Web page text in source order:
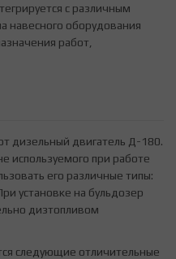
с различным
навесного оборудования
работ,
дизельный двигатель Д-180.
используемого при работе
его различные типы:
установке на бульдозер
дизтопливом
следующие отличительные